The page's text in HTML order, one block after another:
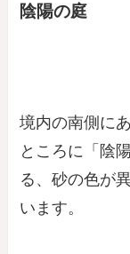
陰陽の庭
境内の南側に
ところに「陰
る、砂の色が
います。